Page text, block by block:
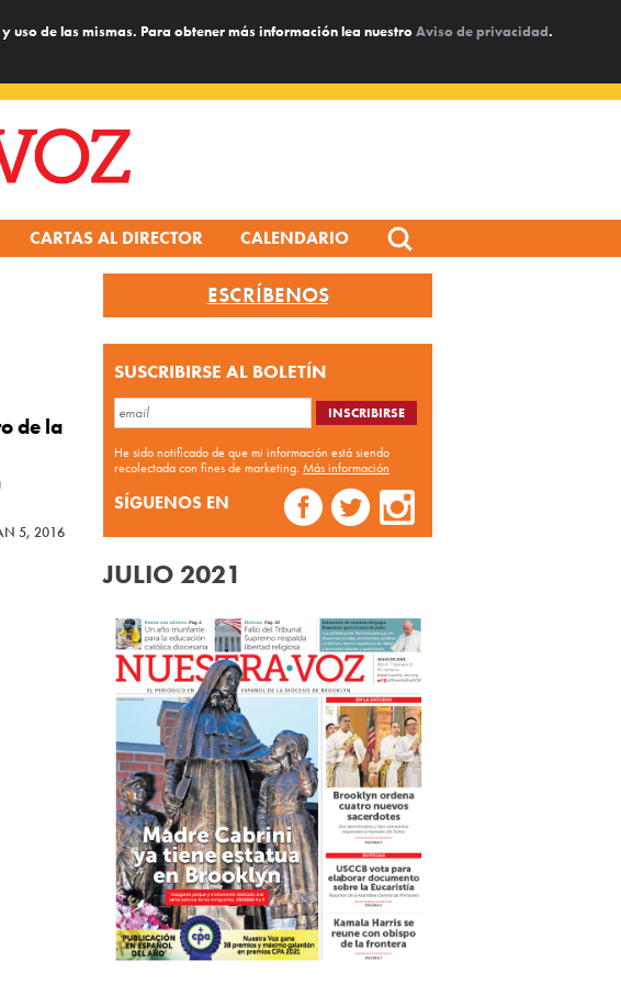
de las mismas. Para obtener más información lea nuestroAviso de privacidad.
CARTAS AL DIRECTOR CALENDARIO
Search
for:
de la
5, 2016
ESCRÍBENOS
SUSCRIBIRSE AL BOLETÍN
He sido notificado de que mi información está siendo
recolectada con fines de marketing. Más información
SÍGUENOS EN
JULIO 2021